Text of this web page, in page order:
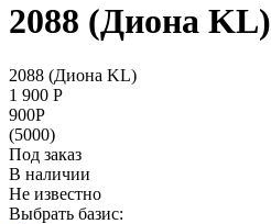
2088 (Диона KL)
2088 (Диона KL)
1 900 P
900P
(5000)
Под заказ
В наличии
Не известно
Выбрать базис: